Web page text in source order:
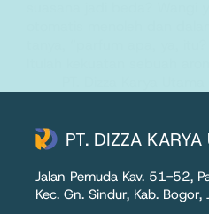
PT. DIZZA
Jalan Pemuda Kav. 51-52,
Kec. Gn. Sindur, Kab.